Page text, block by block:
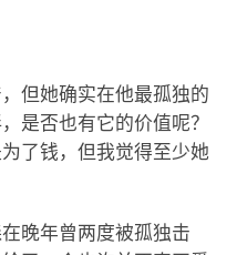
但她确实在他最孤独的
是否也有它的价值呢？
了钱，但我觉得至少她
晚年曾两度被孤独击